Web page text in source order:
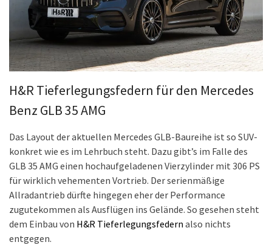
H&R Tieferlegungsfedern für den Mercedes
Benz GLB 35 AMG
Das Layout der aktuellen Mercedes GLB-Baureihe ist so SUV-
konkret wie es im Lehrbuch steht. Dazu gibt’s im Falle des
GLB 35 AMG einen hochaufgeladenen Vierzylinder mit 306 PS
für wirklich vehementen Vortrieb. Der serienmäßige
Allradantrieb dürfte hingegen eher der Performance
zugutekommen als Ausflügen ins Gelände. So gesehen steht
dem Einbau von H&R Tieferlegungsfedern also nichts
entgegen.